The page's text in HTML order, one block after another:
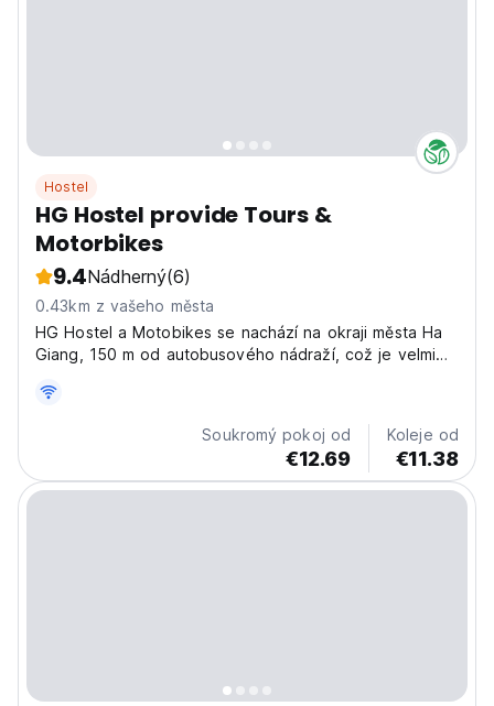
Hostel
HG Hostel provide Tours &
Motorbikes
9.4Nádherný(6)
0.43km z vašeho města
HG Hostel a Motobikes se nachází na okraji města Ha
Giang, 150 m od autobusového nádraží, což je velmi
rýžová pole a hory.
Soukromý pokoj od
€12.69
Koleje od
€11.38